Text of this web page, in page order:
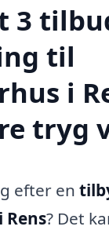
3
til
i
tryg
efter en
Rens? Det